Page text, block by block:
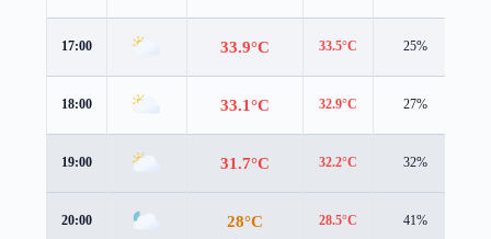
17:00 33.9°C 33.5°C 25%
18:00 33.1°C 32.9°C 27%
19:00 31.7°C 32.2°C 32%
20:00 28°C 28.5°C 41%